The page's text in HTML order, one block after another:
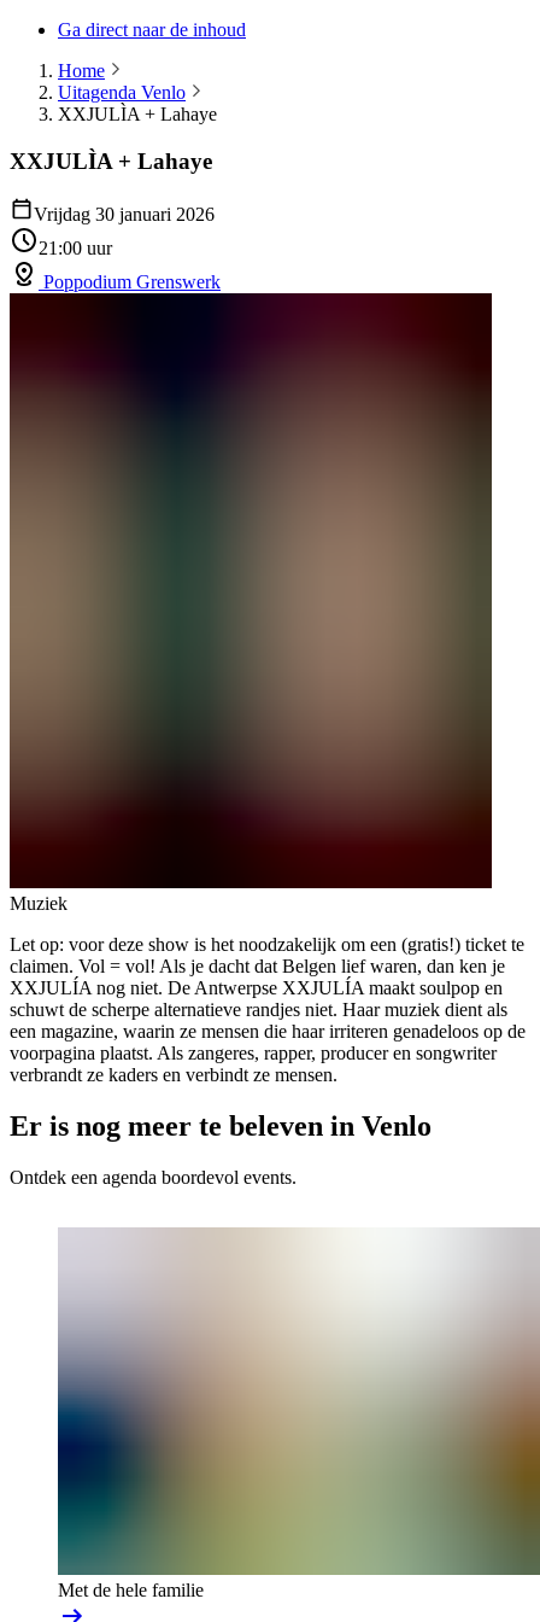
Ga direct naar de inhoud
Home
Uitagenda Venlo
XXJULÌA + Lahaye
XXJULÌA + Lahaye
Vrijdag 30 januari 2026
21:00 uur
Poppodium Grenswerk
Muziek
Let op: voor deze show is het noodzakelijk om een (gratis!) ticket te
claimen. Vol = vol! Als je dacht dat Belgen lief waren, dan ken je
XXJULÍA nog niet. De Antwerpse XXJULÍA maakt soulpop en
schuwt de scherpe alternatieve randjes niet. Haar muziek dient als
een magazine, waarin ze mensen die haar irriteren genadeloos op de
voorpagina plaatst. Als zangeres, rapper, producer en songwriter
verbrandt ze kaders en verbindt ze mensen.
Er is nog meer te beleven in Venlo
Ontdek een agenda boordevol events.
Met de hele familie